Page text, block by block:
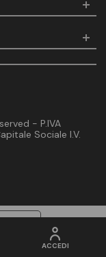
ACCEDI
- P.IVA
Sociale I.V.